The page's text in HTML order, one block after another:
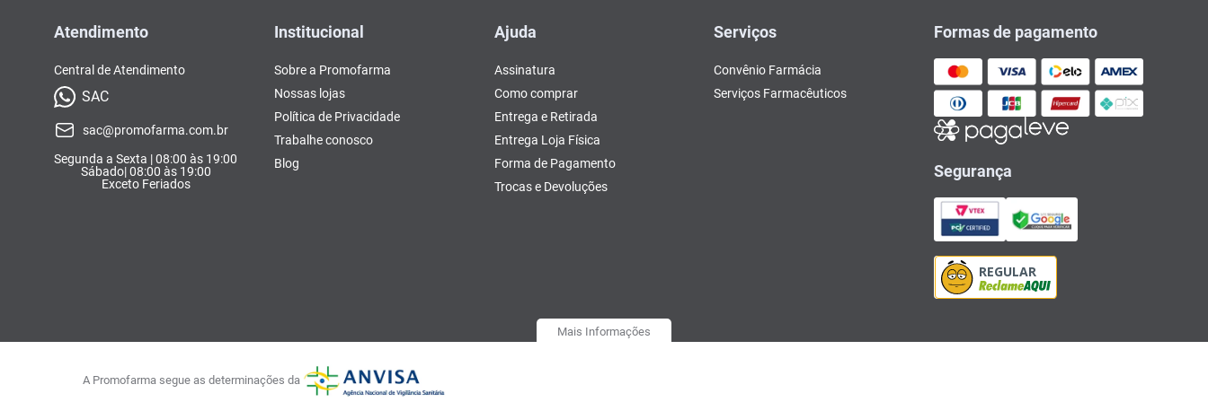
Atendimento
Central de Atendimento
SAC
sac@promofarma.com.br
Segunda a Sexta | 08:00 às 19:00
Sábado| 08:00 às 19:00
Exceto Feriados
Institucional
Sobre a Promofarma
Nossas lojas
Política de Privacidade
Trabalhe conosco
Blog
Ajuda
Assinatura
Como comprar
Entrega e Retirada
Entrega Loja Física
Forma de Pagamento
Trocas e Devoluções
Serviços
Convênio Farmácia
Serviços Farmacêuticos
Formas de pagamento
Segurança
Mais Informações
A Promofarma segue as determinações da